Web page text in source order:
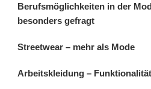
Berufsmöglichkeiten in der
besonders gefragt
Streetwear – mehr als Mode
Arbeitskleidung –